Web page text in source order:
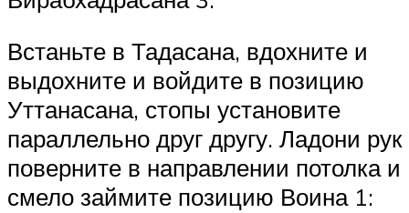
Встаньте в Тадасана, вдохните и
выдохните и войдите в позицию
Уттанасана, стопы установите
параллельно друг другу. Ладони рук
поверните в направлении потолка и
смело займите позицию Воина 1: